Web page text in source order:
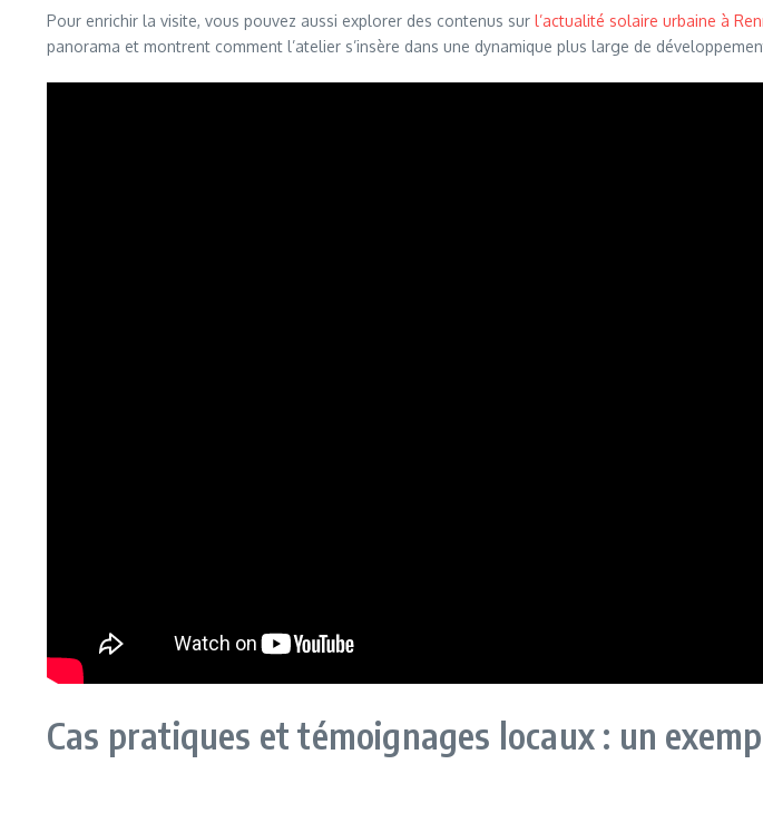
Pour enrichir la visite, vous pouvez aussi explorer des contenus sur l’actualité solaire urbaine à
panorama et montrent comment l’atelier s’insère dans une dynamique plus large de
Cas pratiques et témoignages locaux : un